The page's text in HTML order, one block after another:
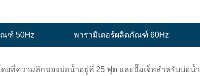
ฑ์ 50Hz พารามิเตอร์ผลิตภัณฑ์ 60Hz
ยที่ความลึกของบ่อน้ำอยู่ที่ 25 ฟุต และปั๊มเจ็ทสำหรับบ่อ